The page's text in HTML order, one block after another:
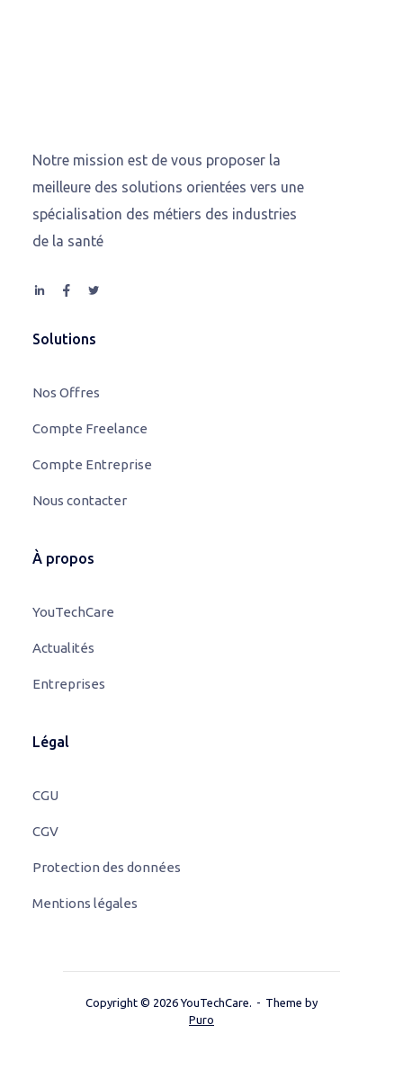
Notre mission est de vous proposer la
meilleure des solutions orientées vers une
spécialisation des métiers des industries
de la santé
Solutions
Nos Offres
Compte Freelance
Compte Entreprise
Nous contacter
À propos
YouTechCare
Actualités
Entreprises
Légal
CGU
CGV
Protection des données
Mentions légales
Copyright © 2026 YouTechCare.
Theme by
Puro